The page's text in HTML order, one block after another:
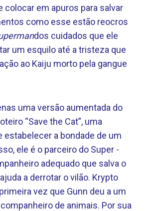
colocar em apuros para salvar
como esse estão reocros
dos cuidados que ele
um esquilo até a tristeza que
ao Kaiju morto pela gangue
uma versão aumentada do
“Save the Cat”, uma
estabelecer a bondade de um
ele é o parceiro do Super -
adequado que salva o
a derrotar o vilão. Krypto
vez que Gunn deu a um
de animais. Por sua